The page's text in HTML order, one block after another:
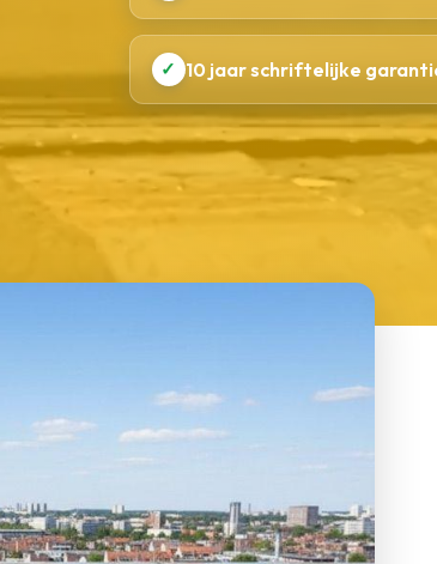
✓ 10 jaar schriftelijke